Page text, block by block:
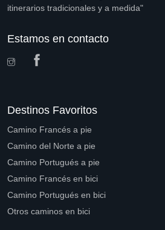
itinerarios tradicionales y a medida"
Estamos en contacto
Destinos Favoritos
Camino Francés a pie
Camino del Norte a pie
Camino Portugués a pie
Camino Francés en bici
Camino Portugués en bici
Otros caminos en bici